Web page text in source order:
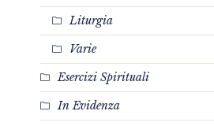
Liturgia
Varie
Esercizi Spirituali
In Evidenza